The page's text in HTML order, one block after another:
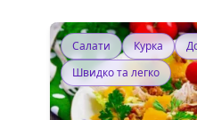
Салати Курка
Швидко та легко